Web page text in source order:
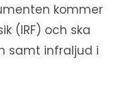
kommer
(IRF) och ska
samt infraljud i